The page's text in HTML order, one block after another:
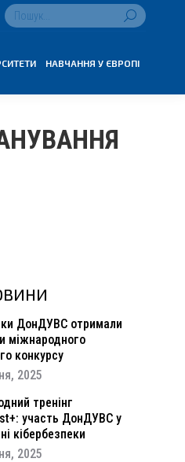
Search:
НАВЧАННЯ У ЄВРОПІ
ДонДУВС отримали
міжнародного
конкурсу
2025
тренінг
участь ДонДУВС у
кібербезпеки
2025